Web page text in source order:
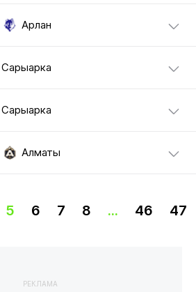
Арлан
Сарыарка
Сарыарка
Алматы
5 6 7 8 ... 46 47
РЕКЛАМА